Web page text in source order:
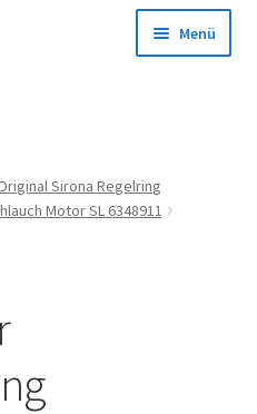
Menü
Sirona Regelring
Motor SL 6348911